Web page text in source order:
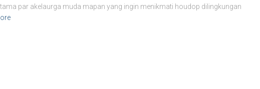
par akelaurga muda mapan yang ingin menikmati houdop dilingkungan